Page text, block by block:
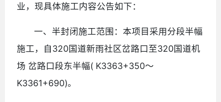
业，现具体施工内容公告如下：
一、半封闭施工范围：本项目采用分段半幅
施工，自320国道新雨社区岔路口至320国道机
场 岔路口段东半幅( K3363+350～
K3361+690)。